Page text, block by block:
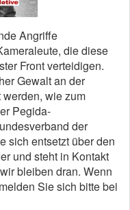
Angriffe
die diese
Front verteidigen.
Gewalt an der
wie zum
Pegida-
der
sich entsetzt über den
und steht in Kontakt
bleiben dran. Wenn
Sie sich bitte bei